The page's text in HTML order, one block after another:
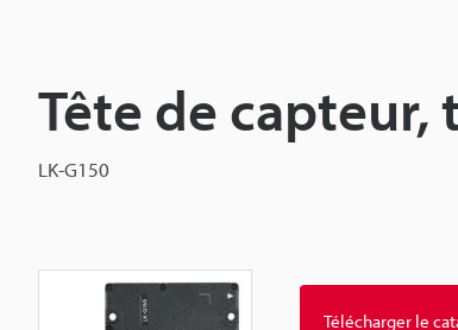
Tête de capteur,
LK-G150
Télécharger le